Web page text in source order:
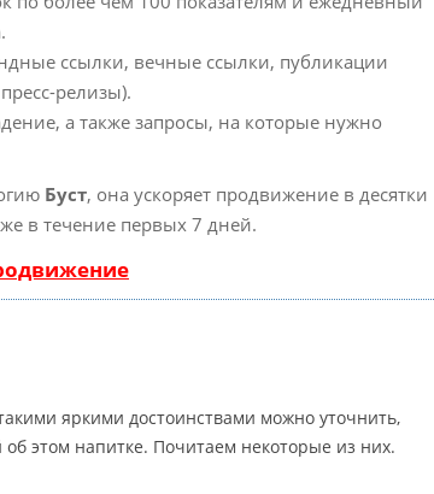
ссылки, вечные ссылки, публикации
релизы).
а также запросы, на которые нужно
Буст, она ускоряет продвижение в десятки
в течение первых 7 дней.
яркими достоинствами можно уточнить,
этом напитке. Почитаем некоторые из них.